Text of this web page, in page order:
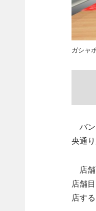
ガシャ
バン
央通
店舗
店舗
店する